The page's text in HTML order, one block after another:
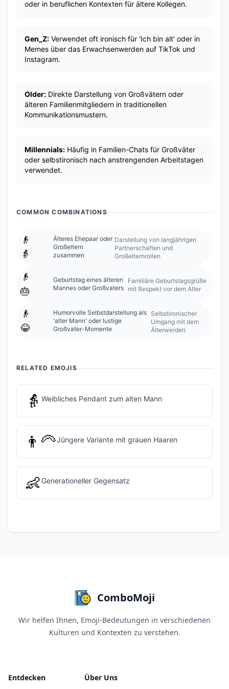
oder in beruflichen Kontexten für ältere Kollegen.
Gen_Z: Verwendet oft ironisch für 'Ich bin alt' oder in
Memes über das Erwachsenwerden auf TikTok und
Instagram.
Older: Direkte Darstellung von Großvätern oder
älteren Familienmitgliedern in traditionellen
Kommunikationsmustern.
Millennials: Häufig in Familien-Chats für Großväter
oder selbstironisch nach anstrengenden Arbeitstagen
verwendet.
COMMON COMBINATIONS
👴
👵
Älteres Ehepaar oder
Großeltern
zusammen
Darstellung von langjährigen
Partnerschaften und
Großelternrollen
👴
🎂
Geburtstag eines älteren
Mannes oder Großvaters
Familiäre Geburtstagsgrüße
mit Respekt vor dem Alter
👴
😂
Humorvolle Selbstdarstellung als
'alter Mann' oder lustige
Großvater-Momente
Selbstironischer
Umgang mit dem
Älterwerden
RELATED EMOJIS
👵 Weibliches Pendant zum alten Mann
👨‍🦳Jüngere Variante mit grauen Haaren
👶 Generationeller Gegensatz
ComboMoji
Wir helfen Ihnen, Emoji-Bedeutungen in verschiedenen
Kulturen und Kontexten zu verstehen.
Entdecken Über Uns